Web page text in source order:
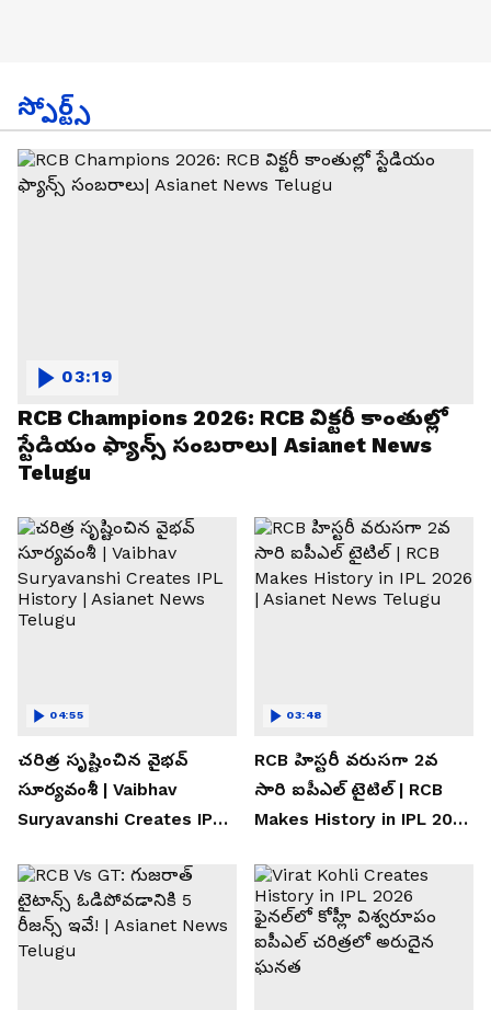
స్పోర్ట్స్
RCB Champions 2026: RCB విక్టరీ కాంతుల్లో
స్టేడియం ఫ్యాన్స్ సంబరాలు| Asianet News
Telugu
03:19
చరిత్ర సృష్టించిన వైభవ్
సూర్యవంశీ | Vaibhav
Suryavanshi Creates IPL
Telugu
04:55
RCB హిస్టరీ వరుసగా 2వ
సారి ఐపీఎల్ టైటిల్ | RCB
Makes History in IPL 2026
03:48